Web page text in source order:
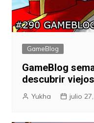
GameBlog
GameBlog
descubrir
Yukha julio